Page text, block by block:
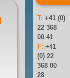
T:+41 (0)
22 368
00 41
F:+41
(0) 22
368 00
28